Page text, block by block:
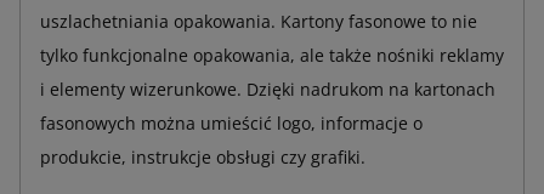
uszlachetniania opakowania. Kartony fasonowe to nie
tylko funkcjonalne opakowania, ale także nośniki reklamy
i elementy wizerunkowe. Dzięki nadrukom na kartonach
fasonowych można umieścić logo, informacje o
produkcie, instrukcje obsługi czy grafiki.